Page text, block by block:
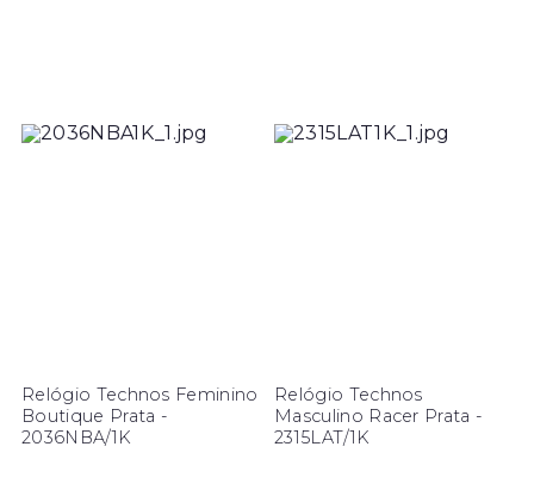
Relógio Technos Feminino
Boutique Prata -
2036NBA/1K
Relógio Technos
Masculino Racer Prata -
2315LAT/1K